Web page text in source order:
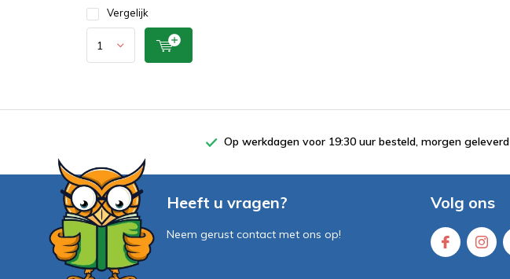
Vergelijk
Op werkdagen voor 19:30 uur besteld, morgen geleverd
Heeft u vragen?
Neem gerust contact met ons op!
Volg ons